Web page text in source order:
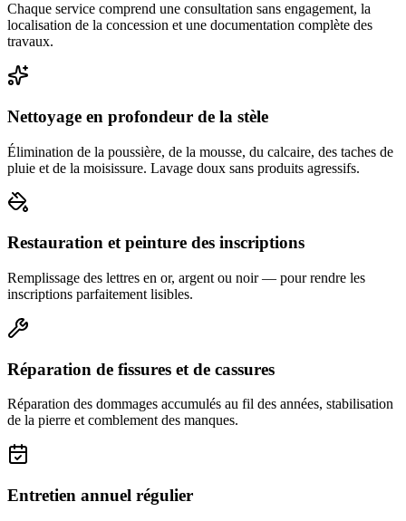
Chaque service comprend une consultation sans engagement, la
localisation de la concession et une documentation complète des
travaux.
Nettoyage en profondeur de la stèle
Élimination de la poussière, de la mousse, du calcaire, des taches de
pluie et de la moisissure. Lavage doux sans produits agressifs.
Restauration et peinture des inscriptions
Remplissage des lettres en or, argent ou noir — pour rendre les
inscriptions parfaitement lisibles.
Réparation de fissures et de cassures
Réparation des dommages accumulés au fil des années, stabilisation
de la pierre et comblement des manques.
Entretien annuel régulier